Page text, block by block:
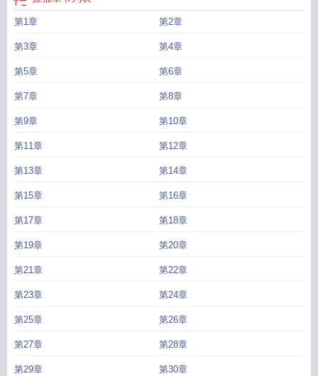
第1章 第2章
第3章 第4章
第5章 第6章
第7章 第8章
第9章 第10章
第11章 第12章
第13章 第14章
第15章 第16章
第17章 第18章
第19章 第20章
第21章 第22章
第23章 第24章
第25章 第26章
第27章 第28章
第29章 第30章